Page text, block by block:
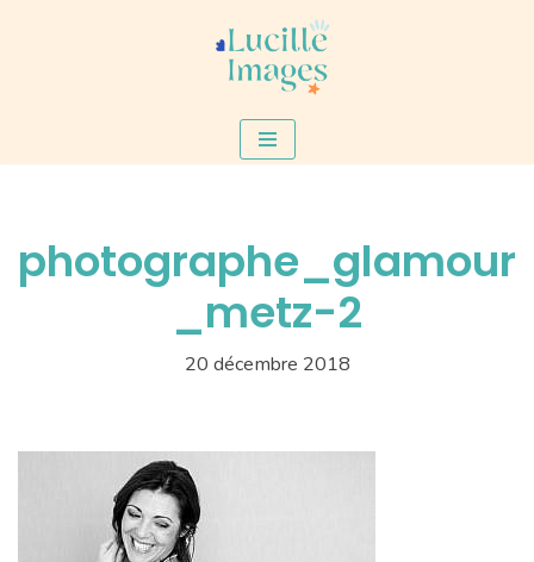
photographe_glamour
_metz-2
20 décembre 2018